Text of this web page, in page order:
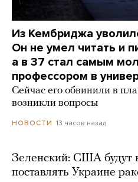
Из Кембриджа
Он не умел читать и
а в 37 стал самым
профессором в
Сейчас его обвинили в
возникли вопросы
НОВОСТИ 13 часов назад
Зеленский: США будут
поставлять Украине